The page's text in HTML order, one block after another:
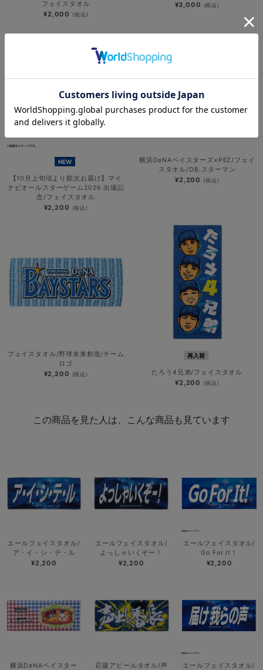
フェイスタオル
¥2,000 (税込)
¥3,000 (税込)
NEW
【10月上旬頃より順次お届け】マイ
ナビオールスターゲーム2026 出場記
念/フェイスタオル
¥2,200 (税込)
横浜DeNAベイスターズ×PEZ/フェイ
スタオル/DB.スターマン
¥2,200 (税込)
フェイスタオル/野球未来創造/チーム
ロゴ
¥2,200 (税込)
再入荷
たろう4兄弟/フェイスタオル
¥2,200 (税込)
この商品を見た人は、こんな商品も見ています
エールフェイスタオル/
ア・イ・シ・テ・ル
¥2,200
エールフェイスタオル/
よっしゃいくぞー！
¥2,200
エールフェイスタオル/
Go For It！
¥2,200
横浜DeNAベイスター
応援アピールタオル/声
エールフェイスタオル/